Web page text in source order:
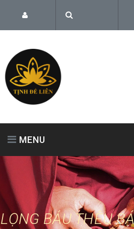
MENU
TRANG CHỦ GIỚI THIỆU
LỌNG BÁU THÊU